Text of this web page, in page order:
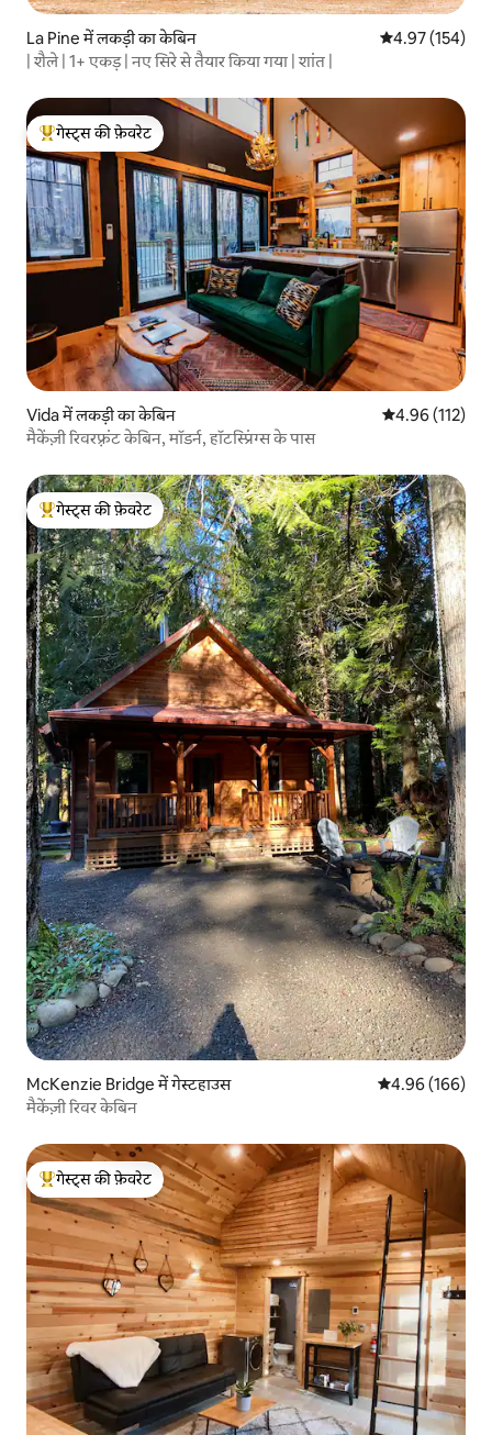
La Pine में लकड़ी का केबिन औसत रेटिंग 5 में से
4.97 (154)
| शैले | 1+ एकड़ | नए सिरे से तैयार किया गया | शांत |
गेस्ट्स का टॉप फ़ेवरेट
गेस्ट्स की फ़ेवरेट
Vida में लकड़ी का केबिन औसत रेटिंग 5 में से
4.96 (112)
मैकेंज़ी रिवरफ़्रंट केबिन, मॉडर्न, हॉटस्प्रिंग्स के पास
गेस्ट्स का टॉप फ़ेवरेट
गेस्ट्स की फ़ेवरेट
McKenzie Bridge में गेस्टहाउस औसत रेटिंग 5 में से
4.96 (166)
मैकेंज़ी रिवर केबिन
गेस्ट्स का टॉप फ़ेवरेट
गेस्ट्स की फ़ेवरेट